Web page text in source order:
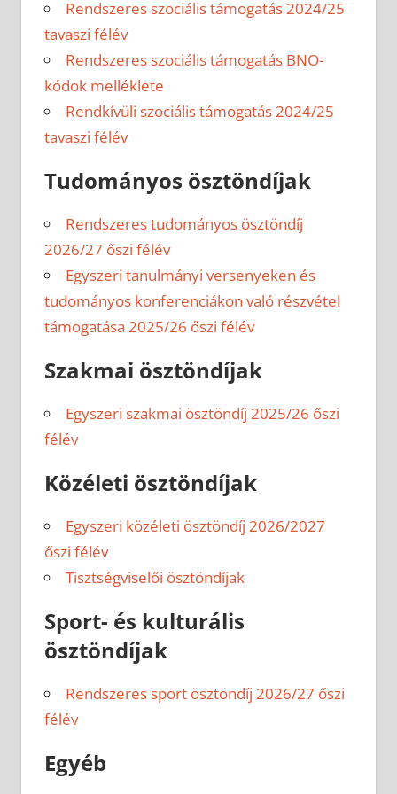
Rendszeres szociális támogatás 2024/25
tavaszi félév
Rendszeres szociális támogatás BNO-
kódok melléklete
Rendkívüli szociális támogatás 2024/25
tavaszi félév
Tudományos ösztöndíjak
Rendszeres tudományos ösztöndíj
2026/27 őszi félév
Egyszeri tanulmányi versenyeken és
tudományos konferenciákon való részvétel
támogatása 2025/26 őszi félév
Szakmai ösztöndíjak
Egyszeri szakmai ösztöndíj 2025/26 őszi
félév
Közéleti ösztöndíjak
Egyszeri közéleti ösztöndíj 2026/2027
őszi félév
Tisztségviselői ösztöndíjak
Sport- és kulturális
ösztöndíjak
Rendszeres sport ösztöndíj 2026/27 őszi
félév
Egyéb